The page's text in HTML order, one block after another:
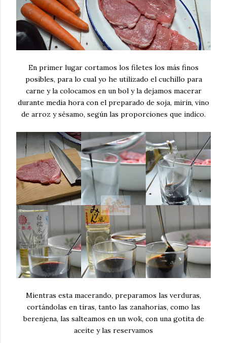
En primer lugar cortamos los filetes los más finos
posibles, para lo cual yo he utilizado el cuchillo para
carne y la colocamos en un bol y la dejamos macerar
durante media hora con el preparado de soja, mirin, vino
de arroz y sésamo, según las proporciones que indico.
Mientras esta macerando, preparamos las verduras,
cortándolas en tiras, tanto las zanahorias, como las
berenjena, las salteamos en un wok, con una gotita de
aceite y las reservamos